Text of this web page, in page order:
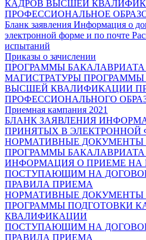
КАДРОВ ВЫСШЕЙ
ПРОФЕССИОНАЛЬНОЕ
Бланк заявления Информация о
электронной форме и по почте
испытаний
Приказы о зачислении
ПРОГРАММЫ БАКАЛАВРИАТА
МАГИСТРАТУРЫ ПРОГРАММЫ
ВЫСШЕЙ КВАЛИФИКАЦИИ
ПРОФЕССИОНАЛЬНОГО
Приемная кампания 2021
БЛАНК ЗАЯВЛЕНИЯ
ПРИНЯТЫХ В ЭЛЕКТРОННОЙ
НОРМАТИВНЫЕ ДОКУМЕНТЫ
ПРОГРАММЫ
ИНФОРМАЦИЯ О ПРИЕМЕ НА
ПОСТУПАЮЩИМ НА
ПРАВИЛА ПРИЕМА
НОРМАТИВНЫЕ ДОКУМЕНТЫ
ПРОГРАММЫ ПОДГОТОВКИ
КВАЛИФИКАЦИИ
ПОСТУПАЮЩИМ НА
ПРАВИЛА ПРИЕМА